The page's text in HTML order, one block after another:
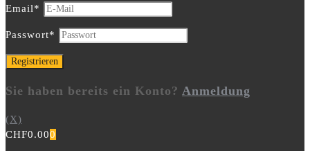
Email*
Passwort*
Sie haben bereits ein Konto? Anmeldung
(X)
CHF0.000